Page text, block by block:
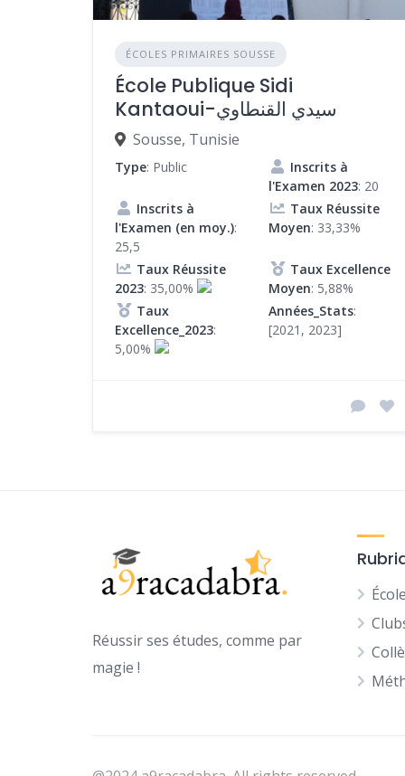
ÉCOLES PRIMAIRES SOUSSE
École Publique Sidi
Kantaoui-سيدي القنطاوي
Sousse, Tunisie
Type: Public
Inscrits à
l'Examen 2023: 20
Inscrits à
l'Examen (en moy.):
25,5
Taux Réussite
Moyen: 33,33%
Taux Réussite
2023: 35,00%
Taux Excellence
Moyen: 5,88%
Taux
Excellence_2023:
5,00%
Années_Stats:
[2021, 2023]
Réussir ses études, comme par
magie !